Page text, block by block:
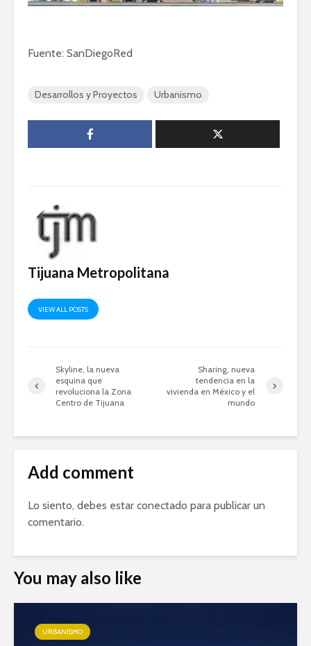
Fuente: SanDiegoRed
Desarrollos y Proyectos Urbanismo
Tijuana Metropolitana
VIEW ALL POSTS
Skyline, la nueva
esquina que
revoluciona la Zona
Centro de Tijuana
Sharing, nueva
tendencia en la
vivienda en México y el
mundo
Add comment
Lo siento, debes estar conectado para publicar un
comentario.
You may also like
URBANISMO